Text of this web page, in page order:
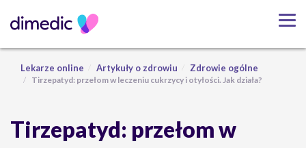
Lekarze online Artykuły o zdrowiu Zdrowie ogólne
Tirzepatyd: przełom w leczeniu cukrzycy i otyłości. Jak działa?
Tirzepatyd: przełom w